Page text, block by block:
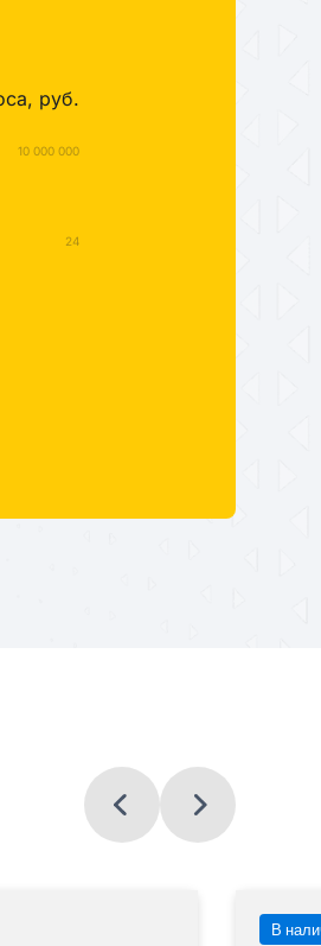
руб.
10 000 000
24
В